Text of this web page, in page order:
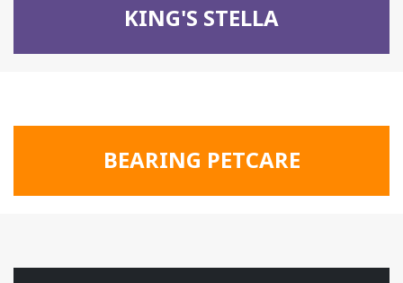
KING'S STELLA
BEARING PETCARE